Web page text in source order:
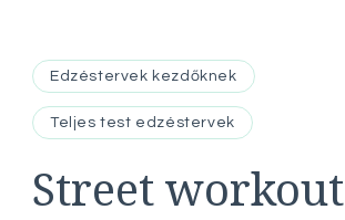
Edzéstervek kezdőknek
Teljes test edzéstervek
Street workout